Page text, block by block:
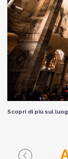
Scopri di più sul